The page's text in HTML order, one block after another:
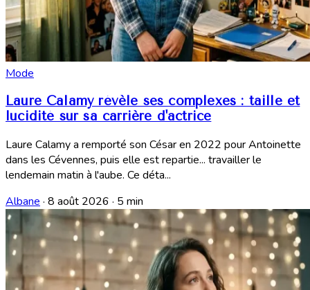
Mode
Laure Calamy révèle ses complexes : taille et
lucidité sur sa carrière d'actrice
Laure Calamy a remporté son César en 2022 pour Antoinette
dans les Cévennes, puis elle est repartie... travailler le
lendemain matin à l'aube. Ce déta...
Albane · 8 août 2026 · 5 min